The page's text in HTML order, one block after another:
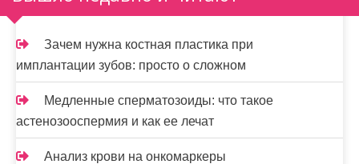
п
и
с
я
м
Зачем нужна костная пластика при
имплантации зубов: просто о сложном
Медленные сперматозоиды: что такое
астенозооспермия и как ее лечат
Анализ крови на онкомаркеры